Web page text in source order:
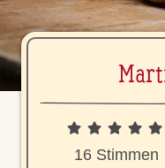
16 Stimmen